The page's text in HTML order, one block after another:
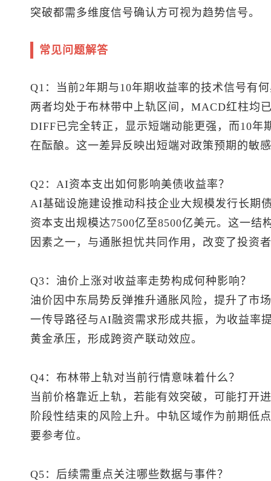
突破都需多维度信号确认方可视为趋势信号。
常见问题解答
Q1：当前2年期与10年期收益率的技术信号有
两者均处于布林带中上轨区间，MACD红柱均
DIFF已完全转正，显示短端动能更强，而10年
在酝酿。这一差异反映出短端对政策预期的敏
Q2：AI资本支出如何影响美债收益率？
AI基础设施建设推动科技企业大规模发行长期
资本支出规模达7500亿至8500亿美元。这一结
因素之一，与通胀担忧共同作用，改变了投资
Q3：油价上涨对收益率走势构成何种影响？
油价因中东局势反弹推升通胀风险，提升了市
一传导路径与AI融资需求形成共振，为收益率
黄金承压，形成跨资产联动效应。
Q4：布林带上轨对当前行情意味着什么？
当前价格靠近上轨，若能有效突破，可能打开
阶段性结束的风险上升。中轨区域作为前期低
要参考位。
Q5：后续需重点关注哪些数据与事件？